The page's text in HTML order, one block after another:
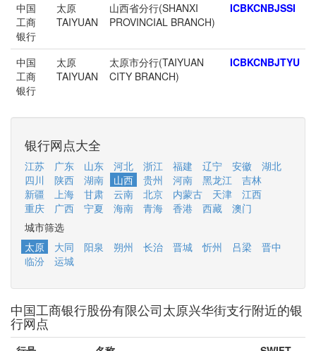
中国
工商
银行
太原
TAIYUAN
山西省分行(SHANXI
PROVINCIAL BRANCH)
ICBKCNBJSSI
中国
工商
银行
太原
TAIYUAN
太原市分行(TAIYUAN
CITY BRANCH)
ICBKCNBJTYU
银行网点大全
江苏 广东 山东 河北 浙江 福建 辽宁 安徽
湖北
四川
陕西 湖南 山西 贵州 河南 黑龙江
吉林
新疆
上海 甘肃 云南 北京 内蒙古 天津
江西
重庆
广西 宁夏 海南 青海 香港 西藏
澳门
城市筛选
太原
大同 阳泉 朔州 长治 晋城 忻州 吕梁
晋中
临汾
运城
中国工商银行股份有限公司太原兴华街支行附近的银
行网点